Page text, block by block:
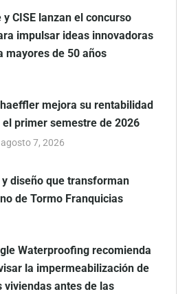
CISE lanzan el concurso
impulsar ideas innovadoras
mayores de 50 años
mejora su rentabilidad
el primer semestre de 2026
agosto 7, 2026
y diseño que transforman
de Tormo Franquicias
Waterproofing recomienda
la impermeabilización de
viviendas antes de las